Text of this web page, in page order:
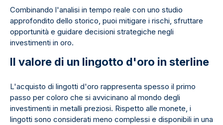
Combinando l'analisi in tempo reale con uno studio
approfondito dello storico, puoi mitigare i rischi, sfruttare
opportunità e guidare decisioni strategiche negli
investimenti in oro.
Il valore di un lingotto d'oro in sterline
L'acquisto di lingotti d'oro rappresenta spesso il primo
passo per coloro che si avvicinano al mondo degli
investimenti in metalli preziosi. Rispetto alle monete, i
lingotti sono considerati meno complessi e disponibili in una